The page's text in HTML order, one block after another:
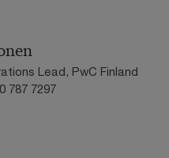
Lead, PwC Finland
787 7297